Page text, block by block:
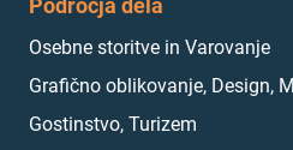
Področja dela
Osebne storitve in Varovanje
Grafično oblikovanje, Design,
Gostinstvo, Turizem